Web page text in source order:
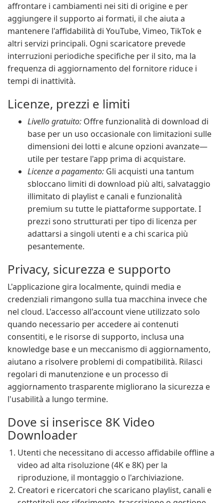
affrontare i cambiamenti nei siti di origine e per
aggiungere il supporto ai formati, il che aiuta a
mantenere l'affidabilità di YouTube, Vimeo, TikTok e
altri servizi principali. Ogni scaricatore prevede
interruzioni periodiche specifiche per il sito, ma la
frequenza di aggiornamento del fornitore riduce i
tempi di inattività.
Licenze, prezzi e limiti
Livello gratuito: Offre funzionalità di download di
base per un uso occasionale con limitazioni sulle
dimensioni dei lotti e alcune opzioni avanzate—
utile per testare l'app prima di acquistare.
Licenze a pagamento: Gli acquisti una tantum
sbloccano limiti di download più alti, salvataggio
illimitato di playlist e canali e funzionalità
premium su tutte le piattaforme supportate. I
prezzi sono strutturati per tipo di licenza per
adattarsi a singoli utenti e a chi scarica più
pesantemente.
Privacy, sicurezza e supporto
L'applicazione gira localmente, quindi media e
credenziali rimangono sulla tua macchina invece che
nel cloud. L'accesso all'account viene utilizzato solo
quando necessario per accedere ai contenuti
consentiti, e le risorse di supporto, inclusa una
knowledge base e un meccanismo di aggiornamento,
aiutano a risolvere problemi di compatibilità. Rilasci
regolari di manutenzione e un processo di
aggiornamento trasparente migliorano la sicurezza e
l'usabilità a lungo termine.
Dove si inserisce 8K Video
Downloader
Utenti che necessitano di accesso affidabile offline a
video ad alta risoluzione (4K e 8K) per la
riproduzione, il montaggio o l'archiviazione.
Creatori e ricercatori che scaricano playlist, canali e